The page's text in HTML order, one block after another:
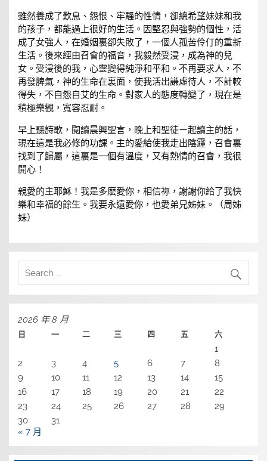
雖然養成了歎息、怨恨、牢騷的性情，卻總希望妹妹和我
的孩子，都能過上很好的生活。因堅忍與強勢的個性，活
成了女強人，在婚姻裏卻失敗了，一個人孤苦伶仃的重新
生活。後來經由召會的福音，我毅然受浸，成為神的兒
女。受浸後的我，心靈變得純淨和平和。不再要求人，不
再發脾氣，神的生命在裏面，使我活出謙虛待人，不計較
得失，不自怨自艾的生命。對家人的態度轉變了，現在是
積極樂觀，寬容忍耐。
早上聽詩歌，閱讀晨興聖言，晚上和聖徒ㄧ起讀主的話，
現在這是我必修的功課。主的愛給使我走出陰霾，召會裏
找到了歸屬，這裏是一個有溫度，又有熱情的召會，我很
開心！
親愛的主耶穌！我是多麽愛你，相信祢，謝謝你給了我快
樂和幸福的餘生。我要永遠愛你，也愛弟兄姊妹。（周姊
妹）
2026 年 8 月
日 一 二 三 四 五 六
1
2
3 4 5 6 7
8
9
10 11 12 13 14
15
16
17 18 19 20 21
22
23
24 25 26 27 28
29
30
31
« 7 月